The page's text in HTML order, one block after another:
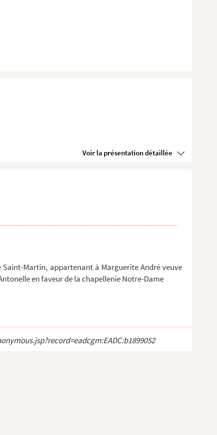
Voir la présentation détaillée
Saint-Martin, appartenant à Marguerite André veuve
en faveur de la chapellenie Notre-Dame